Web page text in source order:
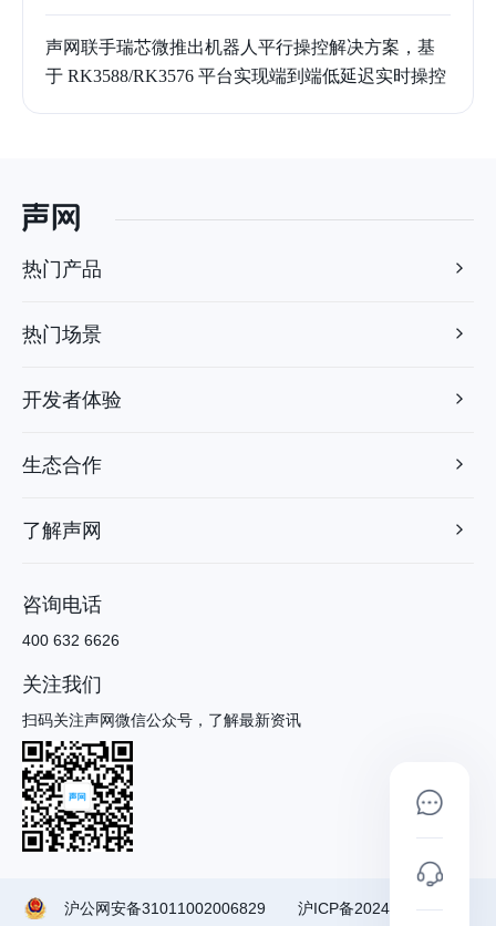
声网联手瑞芯微推出机器人平行操控解决方案，基
于 RK3588/RK3576 平台实现端到端低延迟实时操控
热门产品
热门场景
开发者体验
生态合作
了解声网
咨询电话
400 632 6626
关注我们
扫码关注声网微信公众号，了解最新资讯
沪公网安备31011002006829
沪ICP备2024090791